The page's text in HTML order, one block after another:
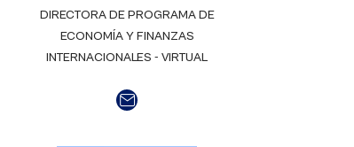
DIRECTORA DE PROGRAMA DE
ECONOMÍA Y FINANZAS
INTERNACIONALES - VIRTUAL